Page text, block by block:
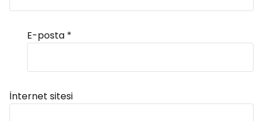
E-posta *
İnternet sitesi
Alternative: